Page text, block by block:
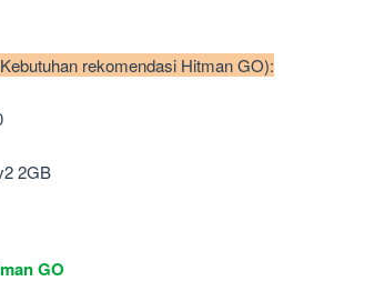
rekomendasi Hitman GO):
2GB
GO